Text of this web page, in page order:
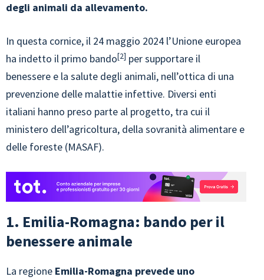
degli animali da allevamento.
In questa cornice, il 24 maggio 2024 l’Unione europea
ha indetto il primo bando 2 per supportare il
benessere e la salute degli animali, nell’ottica di una
prevenzione delle malattie infettive. Diversi enti
italiani hanno preso parte al progetto, tra cui il
ministero dell’agricoltura, della sovranità alimentare e
delle foreste (MASAF).
1. Emilia-Romagna: bando per il
benessere animale
La regione Emilia-Romagna prevede uno